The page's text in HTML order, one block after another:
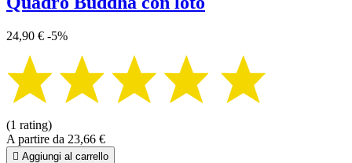
24,90 € -5%
(1 rating)
A partire da 23,66 €
 Aggiungi al carrello